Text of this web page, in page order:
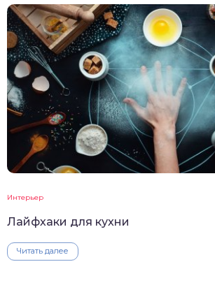
Интерьер
Лайфхаки для кухни
Читать далее